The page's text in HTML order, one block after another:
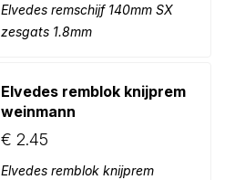
Elvedes remschijf 140mm SX
zesgats 1.8mm
Elvedes remblok knijprem
weinmann
€ 2.45
Elvedes remblok knijprem